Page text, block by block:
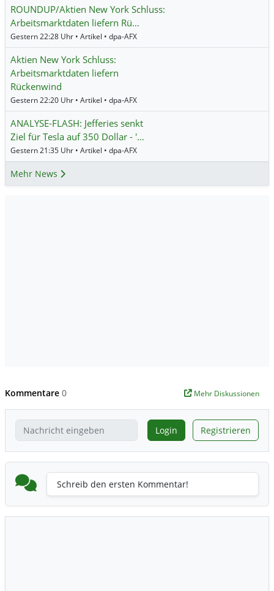
ROUNDUP/Aktien New York Schluss:
Arbeitsmarktdaten liefern Rü…
Gestern 22:28 Uhr • Artikel • dpa-AFX
Aktien New York Schluss:
Arbeitsmarktdaten liefern
Rückenwind
Gestern 22:20 Uhr • Artikel • dpa-AFX
ANALYSE-FLASH: Jefferies senkt
Ziel für Tesla auf 350 Dollar - '…
Gestern 21:35 Uhr • Artikel • dpa-AFX
Mehr News
Kommentare 0 Mehr Diskussionen
Login Registrieren
Schreib den ersten Kommentar!